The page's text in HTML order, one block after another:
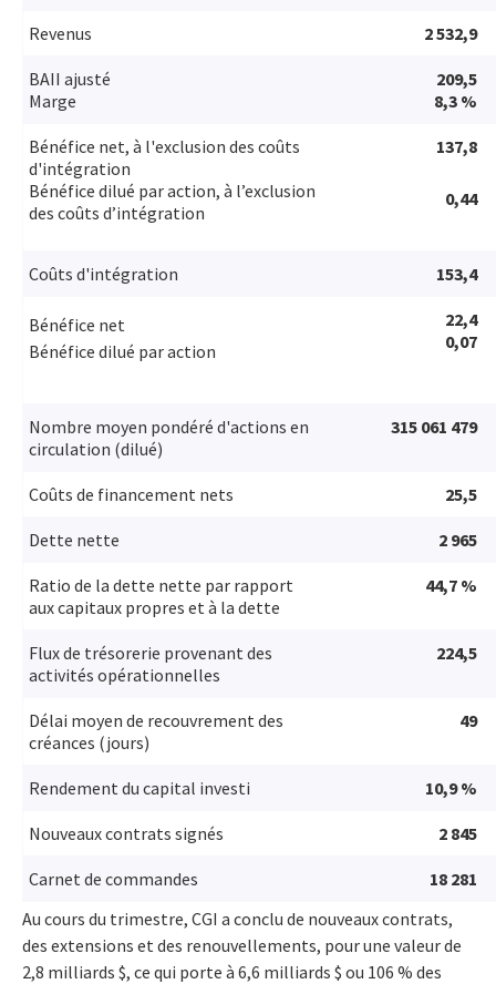
Revenus 2 532,9
BAII ajusté
Marge
209,5
8,3 %
Bénéfice net, à l'exclusion des coûts
d'intégration
Bénéfice dilué par action, à l’exclusion
des coûts d’intégration
137,8
0,44
Coûts d'intégration 153,4
Bénéfice net
Bénéfice dilué par action
22,4
0,07
Nombre moyen pondéré d'actions en
circulation (dilué)
315 061 479
Coûts de financement nets 25,5
Dette nette 2 965
Ratio de la dette nette par rapport
aux capitaux propres et à la dette
44,7 %
Flux de trésorerie provenant des
activités opérationnelles
224,5
Délai moyen de recouvrement des
créances (jours)
49
Rendement du capital investi 10,9 %
Nouveaux contrats signés 2 845
Carnet de commandes
18 281
Au cours du trimestre, CGI a conclu de nouveaux contrats,
des extensions et des renouvellements, pour une valeur de
2,8 milliards $, ce qui porte à 6,6 milliards $ ou 106 % des